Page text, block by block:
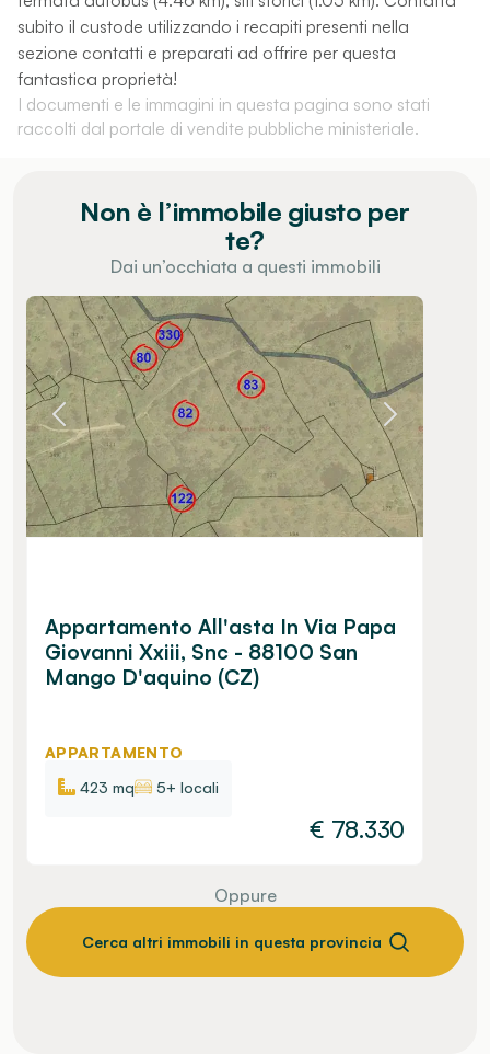
subito il custode utilizzando i recapiti presenti nella
sezione contatti e preparati ad offrire per questa
fantastica proprietà!
I documenti e le immagini in questa pagina sono stati
raccolti dal portale di vendite pubbliche ministeriale.
Non è l’immobile giusto per
te?
Dai un’occhiata a questi immobili
Appartamento All'asta In Via Papa
Giovanni Xxiii, Snc - 88100 San
Mango D'aquino (CZ)
APPARTAMENTO
423 mq
5+ locali
€ 78.330
Oppure
Cerca altri immobili in questa provincia